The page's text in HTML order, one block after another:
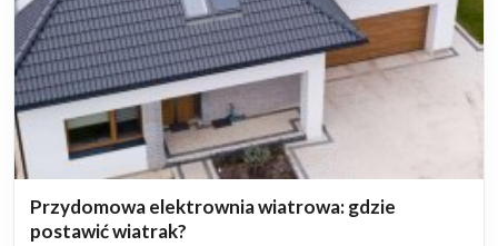
Przydomowa elektrownia wiatrowa: gdzie
postawić wiatrak?